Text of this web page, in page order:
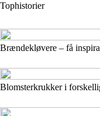
Tophistorier
Brændekløvere – få
Blomsterkrukker i